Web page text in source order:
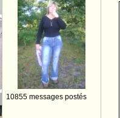
10855 messages postés